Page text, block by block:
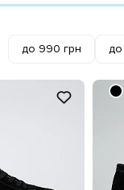
до 990 грн до